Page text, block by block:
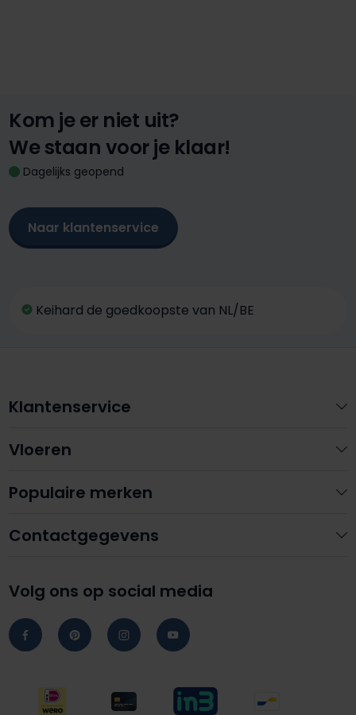
Kom je er niet uit?
We staan voor je klaar!
Dagelijks geopend
Naar klantenservice
Keihard de goedkoopste van NL/BE
Contactgegevens
Volg ons op social media
Klantenservice
Vloeren
Populaire merken